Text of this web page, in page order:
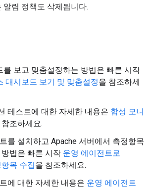
알림 정책도 삭제됩니다.
를 보고 맞춤설정하는 방법은 빠른 시작
대시보드 보기 및 맞춤설정을 참조하세
테스트에 대한 자세한 내용은 합성 모니
참조하세요.
를 설치하고 Apache 서버에서 측정항목
법은 빠른 시작 운영 에이전트로
목 수집을 참조하세요.
에 대한 자세한 내용은 운영 에이전트